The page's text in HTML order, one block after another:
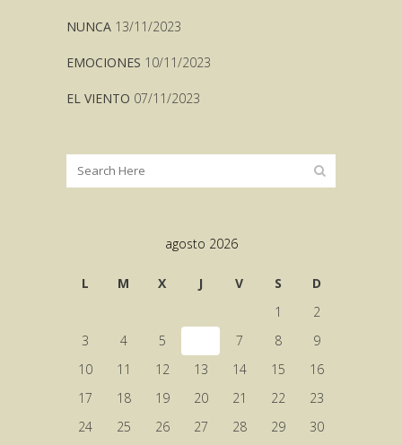
NUNCA 13/11/2023
EMOCIONES 10/11/2023
EL VIENTO 07/11/2023
agosto 2026
L M X J V S
D
1
2
3
4 5 7 8
9
10
11 12 13 14 15
16
17
18 19 20 21 22
23
24
25 26 27 28 29
30